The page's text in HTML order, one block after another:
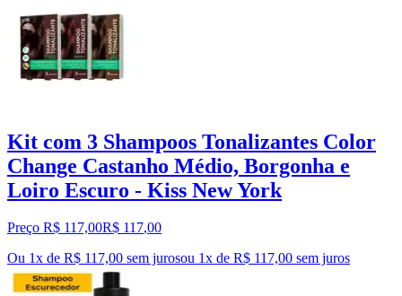
Kit com 3 Shampoos Tonalizantes Color
Change Castanho Médio, Borgonha e
Loiro Escuro - Kiss New York
Preço R$ 117,00R$ 117,00
Ou 1x de R$ 117,00 sem jurosou 1x de R$ 117,00 sem juros